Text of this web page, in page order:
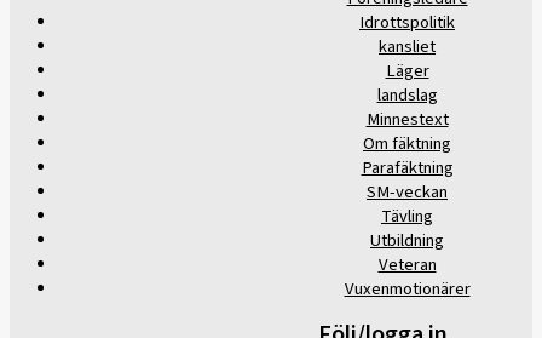
Idrottspolitik
kansliet
Läger
landslag
Minnestext
Om fäktning
Parafäktning
SM-veckan
Tävling
Utbildning
Veteran
Vuxenmotionärer